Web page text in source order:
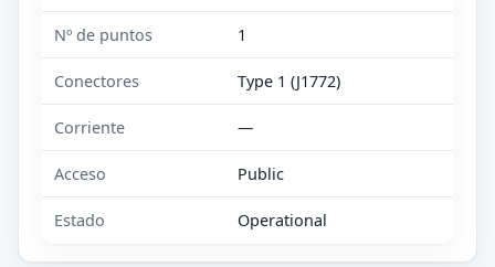
Nº de puntos 1
Conectores Type 1 (J1772)
Corriente —
Acceso Public
Estado Operational